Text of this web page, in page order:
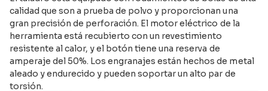
calidad que son a prueba de polvo y proporcionan una
gran precisión de perforación. El motor eléctrico de la
herramienta está recubierto con un revestimiento
resistente al calor, y el botón tiene una reserva de
amperaje del 50%. Los engranajes están hechos de metal
aleado y endurecido y pueden soportar un alto par de
torsión.